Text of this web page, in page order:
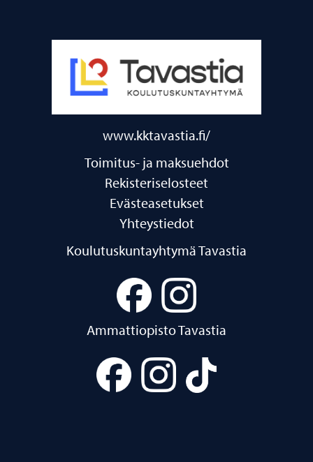
www.kktavastia.fi/
Toimitus- ja maksuehdot
Rekisteriselosteet
Evästeasetukset
Yhteystiedot
Koulutuskuntayhtymä Tavastia
Ammattiopisto Tavastia